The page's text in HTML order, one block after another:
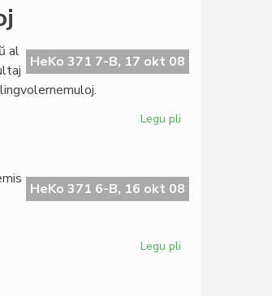
Goricio
invitas
HeKo 371 7-B, 17 okt 08
al
Legu pli
bibliotekoj
HeKo 371 6-B, 16 okt 08
Legu pli